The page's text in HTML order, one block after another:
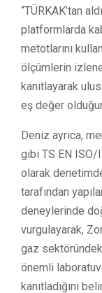
“TÜRKAK’tan
platformlarda
metotlarını
ölçümlerin
kanıtlayarak
eş değer
Deniz ayrıca,
gibi TS EN ISO/
olarak
tarafından
deneylerinde
vurgulayarak,
gaz
önemli
kanıtladığını